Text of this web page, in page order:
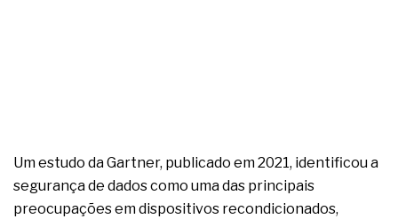
Um estudo da Gartner, publicado em 2021, identificou a
segurança de dados como uma das principais
preocupações em dispositivos recondicionados,